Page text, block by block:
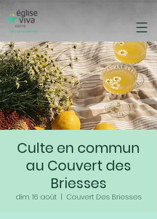
Culte en commun
au Couvert des
Briesses
dim. 16 août Couvert Des Briesses